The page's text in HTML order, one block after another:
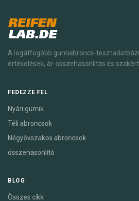
REIFEN
LAB.DE
A legátfogóbb gumiabroncs-
értékelések, ár-összehasonlítás és
FEDEZZE FEL
Nyári gumik
Téli abroncsok
Négyévszakos abroncsok
összehasonlító
BLOG
Összes cikk